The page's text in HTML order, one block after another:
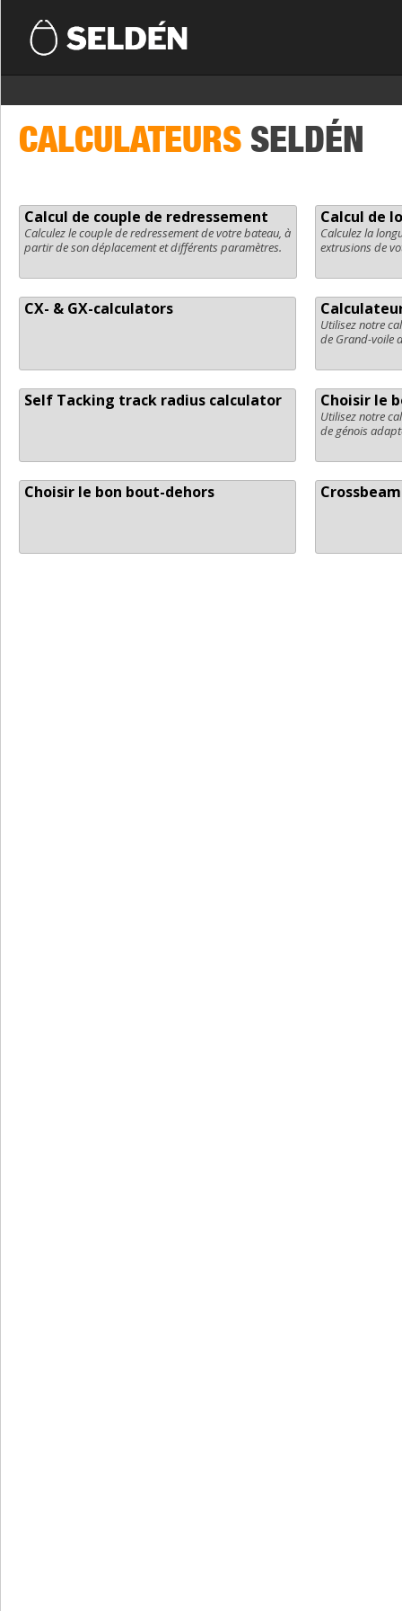
CALCULATEURS SELDÉN
Calcul de couple de redressement
Calculez le couple de redressement de votre bateau, à
partir de son déplacement et différents paramètres.
Calcul de
Calculez la
extrusions de
CX- & GX-calculators
Utilisez notre
de Grand-voile
Self Tacking track radius calculator Choisir le
Utilisez notre
de génois
Choisir le bon bout-dehors